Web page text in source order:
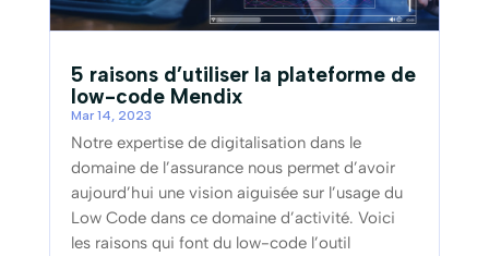
5 raisons d’utiliser la plateforme de
low-code Mendix
Mar 14, 2023
Notre expertise de digitalisation dans le
domaine de l’assurance nous permet d’avoir
aujourd’hui une vision aiguisée sur l’usage du
Low Code dans ce domaine d’activité. Voici
les raisons qui font du low-code l’outil